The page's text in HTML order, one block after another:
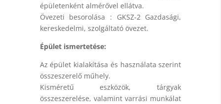
épületenként almérővel ellátva.
Övezeti besorolása : GKSZ-2 Gazdasági,
kereskedelmi, szolgáltató övezet.
Épület ismertetése:
Az épület kialakítása és használata szerint
összeszerelő műhely.
Kisméretű eszközök, tárgyak
összeszerelése, valamint varrási munkálat